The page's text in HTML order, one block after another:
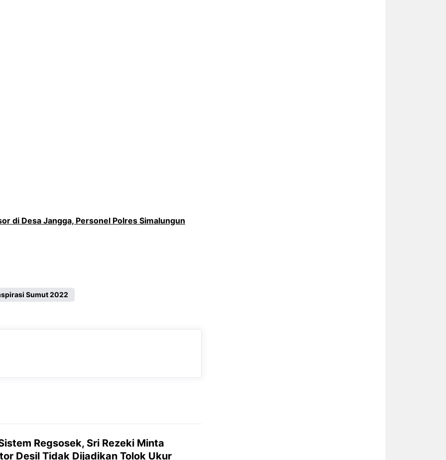
di Desa Jangga, Personel Polres Simalungun
Sumut 2022
Regsosek, Sri Rezeki Minta
Desil Tidak Dijadikan Tolok Ukur